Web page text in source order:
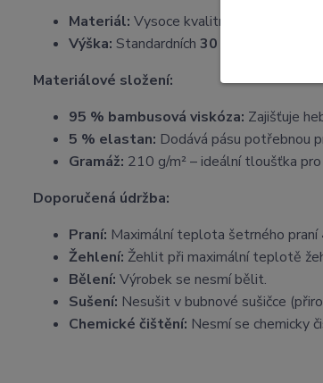
Materiál: Vysoce kvalitní a pružný
Výška: Standardních 30 cm
Materiálové složení:
95 % bambusová viskóza: Zajišťuje
5 % elastan: Dodává pásu potřebnou
Gramáž: 210 g/m² – ideální tloušťka
Doporučená údržba:
Praní: Maximální teplota šetrného praní
Žehlení: Žehlit při maximální teplotě
Bělení: Výrobek se nesmí bělit.
Sušení: Nesušit v bubnové sušičce
Chemické čištění: Nesmí se chemicky